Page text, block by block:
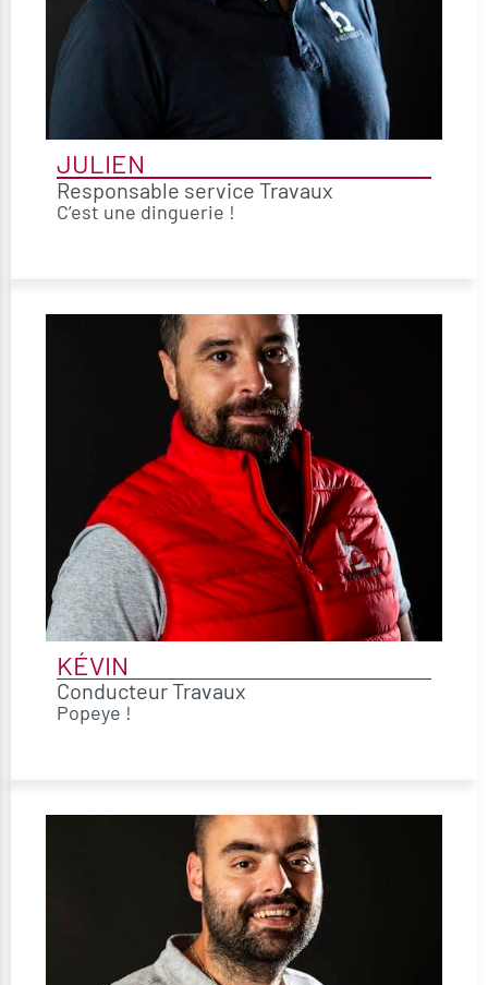
JULIEN
Responsable service Travaux
C’est une dinguerie !
KÉVIN
Conducteur Travaux
Popeye !